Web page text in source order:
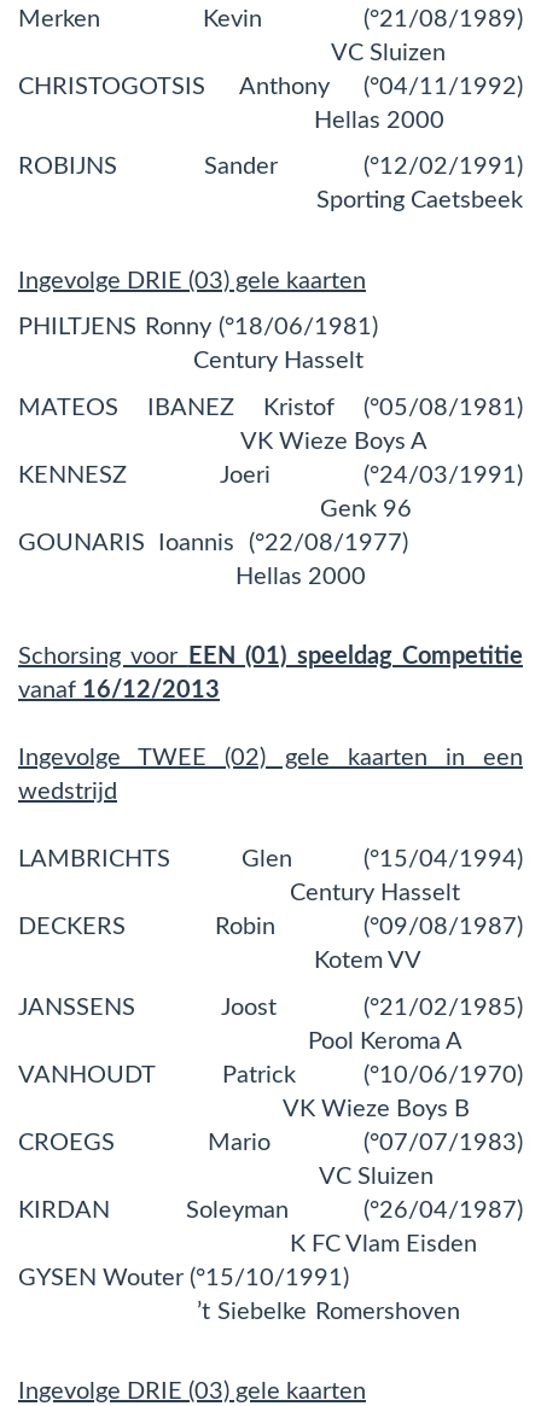
Merken Kevin (°21/08/1989)
VC Sluizen
CHRISTOGOTSIS Anthony (°04/11/1992)
Hellas 2000
ROBIJNS Sander (°12/02/1991)
Sporting Caetsbeek
Ingevolge DRIE (03) gele kaarten
PHILTJENS Ronny (°18/06/1981)
Century Hasselt
MATEOS IBANEZ Kristof (°05/08/1981)
VK Wieze Boys A
KENNESZ Joeri (°24/03/1991)
Genk 96
GOUNARIS Ioannis (°22/08/1977)
Hellas 2000
Schorsing voor
EEN (01) speeldag Competitie
vanaf 16/12/2013
Ingevolge TWEE (02) gele kaarten in een
wedstrijd
LAMBRICHTS Glen (°15/04/1994)
Century Hasselt
DECKERS Robin (°09/08/1987)
Kotem VV
JANSSENS Joost (°21/02/1985)
Pool Keroma A
VANHOUDT Patrick (°10/06/1970)
VK Wieze Boys B
CROEGS Mario (°07/07/1983)
VC Sluizen
KIRDAN Soleyman (°26/04/1987)
K FC Vlam Eisden
GYSEN Wouter (°15/10/1991)
’t Siebelke Romershoven
Ingevolge DRIE (03) gele kaarten